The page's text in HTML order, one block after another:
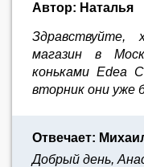
Автор: Наталья
магазин в
коньками Edea
вторник они уже
Отвечает:
Добрый день,